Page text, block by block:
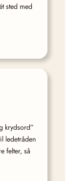
sted med
krydsord”
ledetråden
felter, så